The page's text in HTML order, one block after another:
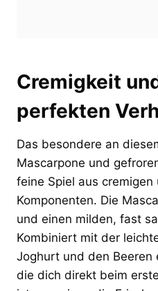
Cremigkeit
perfekten
Das besondere an
Mascarpone und
feine Spiel aus
Komponenten. Die
und einen milden, fast
Kombiniert mit der
Joghurt und den Beeren
die dich direkt beim